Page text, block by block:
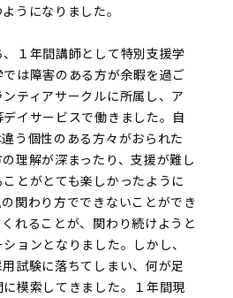
うになりました。
１年間講師として特別支援学
は障害のある方が余暇を過ご
ティアサークルに所属し、ア
イサービスで働きました。自
う個性のある方々がおられた
理解が深まったり、支援が難し
とがとても楽しかったように
関わり方でできないことができ
れることが、関わり続けようと
ョンとなりました。しかし、
試験に落ちてしまい、何が足
模索してきました。１年間現